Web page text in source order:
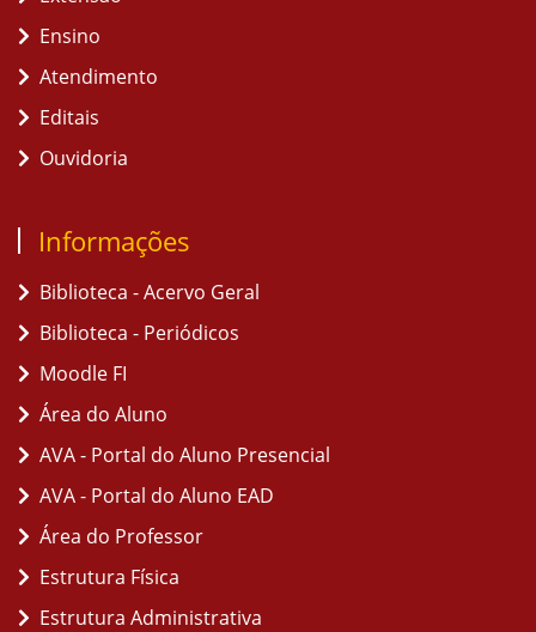
Ensino
Atendimento
Editais
Ouvidoria
Informações
Biblioteca - Acervo Geral
Biblioteca - Periódicos
Moodle FI
Área do Aluno
AVA - Portal do Aluno Presencial
AVA - Portal do Aluno EAD
Área do Professor
Estrutura Física
Estrutura Administrativa